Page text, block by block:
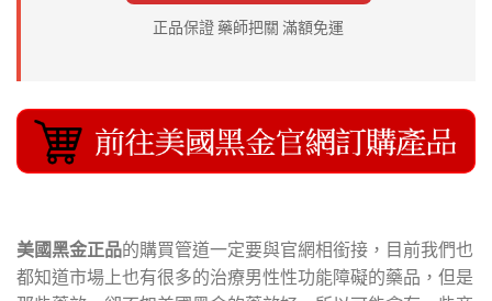
正品保證 藥師把關 滿額免運
美國黑金正品的購買管道一定要與官網相銜接，目前我們也
都知道市場上也有很多的治療男性性功能障礙的藥品，但是